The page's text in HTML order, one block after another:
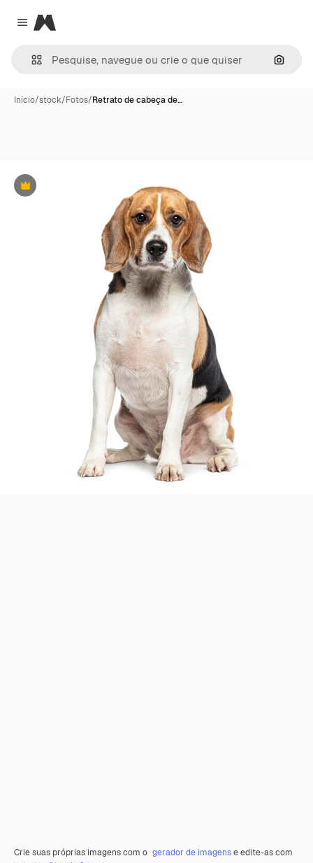
Close menu
Magnific
Início/stock/Fotos/Retrato de cabeça de…
Premium
Crie suas próprias imagens com o gerador de imagense edite-as com